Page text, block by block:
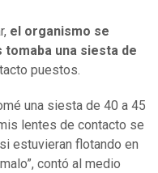
el organismo se
una siesta de
puestos.
una siesta de 40 a 45
lentes de contacto se
estuvieran flotando en
contó al medio